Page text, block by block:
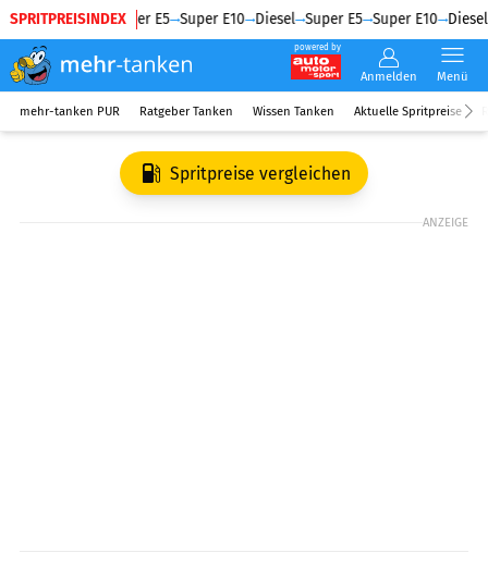
SPRITPREISINDEX
Diesel Super E5 Super E10 Diesel Super E5 Super E10 Diesel
powered by
Anmelden Menü
mehr-tanken PUR Ratgeber Tanken Wissen Tanken Aktuelle Spritpreise
Spritpreise vergleichen
ANZEIGE